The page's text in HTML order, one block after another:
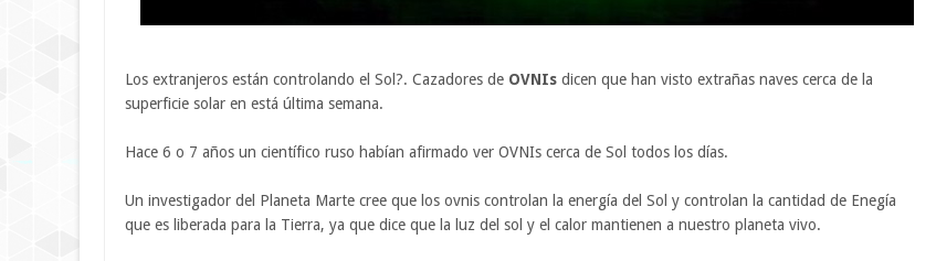
Los extranjeros están controlando el Sol?. Cazadores de OVNIs dicen que han visto extrañas naves cerca de la
superficie solar en está última semana.
Hace 6 o 7 años un científico ruso habían afirmado ver OVNIs cerca de Sol todos los días.
Un investigador del Planeta Marte cree que los ovnis controlan la energía del Sol y controlan la cantidad de Enegía
que es liberada para la Tierra, ya que dice que la luz del sol y el calor mantienen a nuestro planeta vivo.